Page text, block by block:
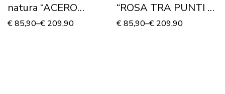
natura “ACERO
GIAPPONESE” –
€85,90–€ 209,90
“ROSA TRA PUNTI DI
LUCE” – Stampa su
€85,90–€ 209,90